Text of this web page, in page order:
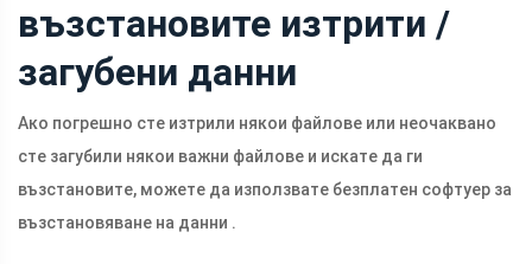
възстановите изтрити /
загубени данни
Ако погрешно сте изтрили някои файлове или неочаквано
сте загубили някои важни файлове и искате да ги
възстановите, можете да използвате безплатен софтуер за
възстановяване на данни .